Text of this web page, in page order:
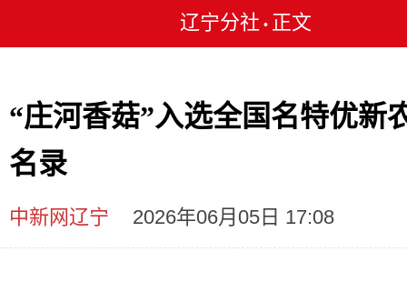
辽宁分社 • 正文
“庄河香菇”入选全国名特优新
名录
中新网辽宁 2026年06月05日 17:08